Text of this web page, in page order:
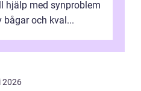
hjälp med synproblem
bågar och kval...
2026